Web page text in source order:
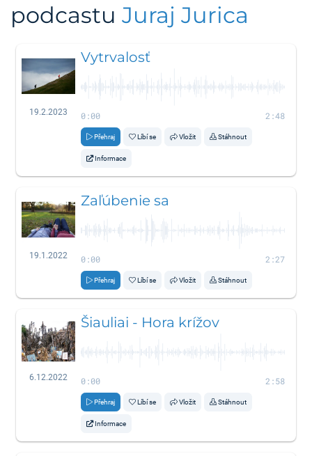
podcastu Juraj Jurica
19.2.2023
Vytrvalosť
0:00 2:48
Přehraj Líbí se Vložit Stáhnout
Informace
19.1.2022
Zaľúbenie sa
0:00 2:27
Přehraj Líbí se Vložit Stáhnout
6.12.2022
Šiauliai - Hora krížov
0:00 2:58
Přehraj Líbí se Vložit Stáhnout
Informace